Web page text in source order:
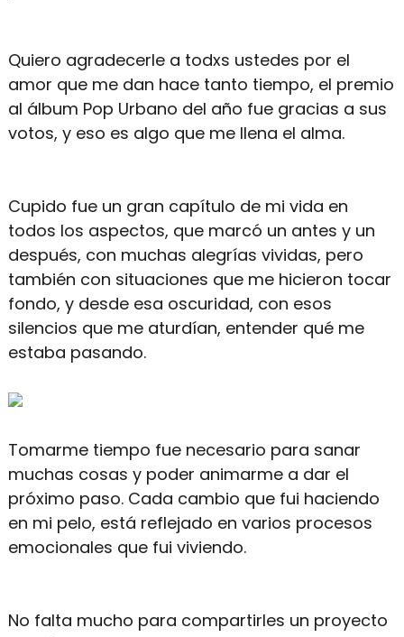
Quiero agradecerle a todxs ustedes por el
amor que me dan hace tanto tiempo, el premio
al álbum Pop Urbano del año fue gracias a sus
votos, y eso es algo que me llena el alma.
Cupido fue un gran capítulo de mi vida en
todos los aspectos, que marcó un antes y un
después, con muchas alegrías vividas, pero
también con situaciones que me hicieron tocar
fondo, y desde esa oscuridad, con esos
silencios que me aturdían, entender qué me
estaba pasando.
Tomarme tiempo fue necesario para sanar
muchas cosas y poder animarme a dar el
próximo paso. Cada cambio que fui haciendo
en mi pelo, está reflejado en varios procesos
emocionales que fui viviendo.
No falta mucho para compartirles un proyecto